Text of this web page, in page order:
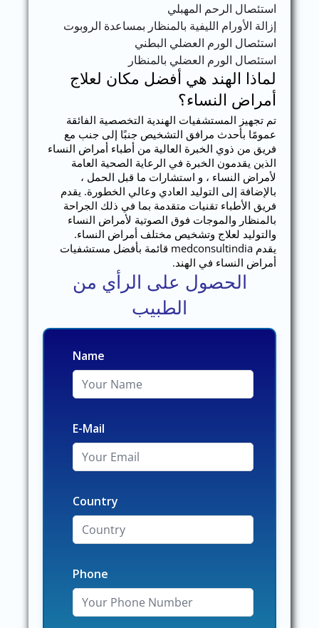
استئصال الرحم المهبلي
إزالة الأورام الليفية بالمنظار بمساعدة الروبوت
استئصال الورم العضلي البطني
استئصال الورم العضلي بالمنظار
لماذا الهند هي أفضل مكان لعلاج
أمراض النساء؟
تم تجهيز المستشفيات الهندية التخصصية الفائقة
عمومًا بأحدث مرافق التشخيص جنبًا إلى جنب مع
فريق من ذوي الخبرة العالية من أطباء أمراض النساء
الذين يقدمون الخبرة في الرعاية الصحية العامة
لأمراض النساء ، و استشارات ما قبل الحمل ،
بالإضافة إلى التوليد العادي وعالي الخطورة. يقدم
فريق الأطباء تقنيات متقدمة بما في ذلك الجراحة
بالمنظار والموجات فوق الصوتية لأمراض النساء
والتوليد لعلاج وتشخيص مختلف أمراض النساء.
يقدم medconsultindia قائمة بأفضل مستشفيات
أمراض النساء في الهند.
الحصول على الرأي من
الطبيب
Name
E-Mail
Country
Phone